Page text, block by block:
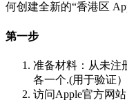
何创建全新的“香港区
第一步
准备材料：从未注
各一个.(用于验证）
访问Apple官方网站